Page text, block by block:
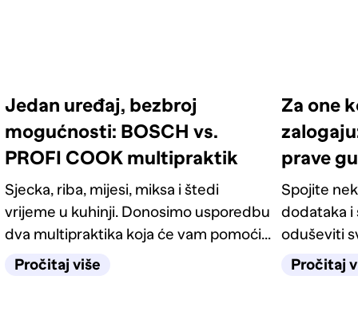
Jedan uređaj, bezbroj
mogućnosti: BOSCH vs.
PROFI COOK multipraktik
Sjecka, riba, mijesi, miksa i štedi
vrijeme u kuhinji. Donosimo usporedbu
dva multipraktika koja će vam pomoći
pronaći model po svojoj mjeri.
Pročitaj više
Za one
prave
Spojite
dodataka i
oduševiti
četiri
Pročitaj